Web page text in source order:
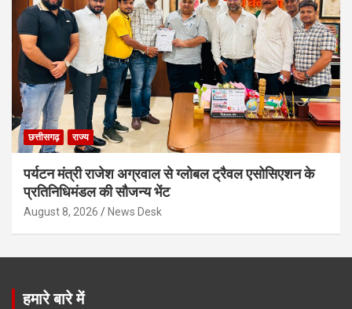
छत्तीसगढ़ राज्य
पर्यटन मंत्री राजेश अग्रवाल से ग्लोबल ट्रैवल एसोसिएशन के
प्रतिनिधिमंडल की सौजन्य भेंट
August 8, 2026 News Desk
हमारे बारे में